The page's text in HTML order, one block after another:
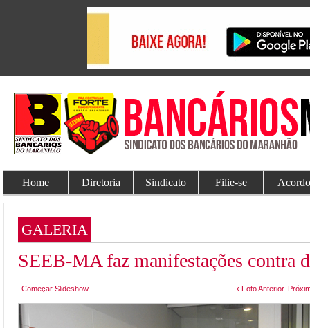
Home Diretoria Sindicato Filie-se
GALERIA
SEEB-MA faz manifestações contra
Começar Slideshow ‹ Foto Anterior